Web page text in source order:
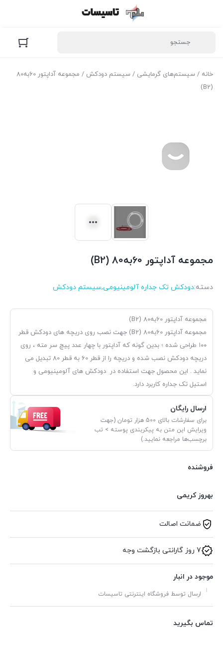
خانه / سیستم‌های گرمایشی / سیستم دودکش
/ مجموعه آداپتور 60به80
(B2)
مجموعه آداپتور 60به80 (B2)
دسته:دودکش تک جداره آلومینیومی,سیستم دودکش
مجموعه آداپتور 60به80 (B2)
مجموعه آداپتور 60به80 (B2) جهت نصب روی دریچه های دودکش قطر
۱۰۰ طراحی شده ؛ بدین گونه که آداپتور با چهار عدد پیچ سر مته ، روی
دریچه دودکش نصب شده و دریچه را از قطر 60 به قطر 80 تبدیل می
نماید . این محصول جهت استفاده در دودکش های آلومینیومی و
استیل تک جداره کاربرد دارد.
ارسال رایگان
برای سفارشات بالای 500 هزار تومان (جهت
ویرایش این متن به پیکربندی پوسته > تب
برچسب‌ها مراجعه نمایید.)
فروشنده
بهروز کریمی
ضمانت اصالت
7 روز گارانتی بازگشت وجه
موجود در انبار
ارسال توسط فروشگاه اینترنتی تاسیسات
تماس بگیرید